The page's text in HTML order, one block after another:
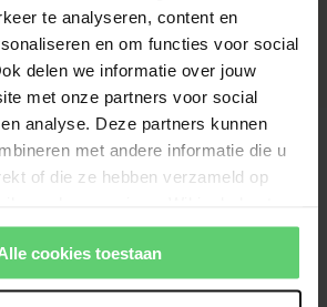
te analyseren, content en
en om functies voor social
delen we informatie over jouw
met onze partners voor social
analyse. Deze partners kunnen
met andere informatie die u
of die ze hebben verzameld op
dan voor alle cookies. Meer
vind je in onze Privacy Policy.
cookies toestaan
een beoordeling